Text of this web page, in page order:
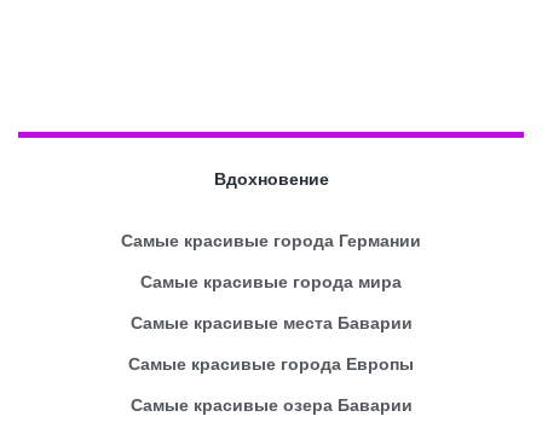
Вдохновение
Самые красивые города Германии
Самые красивые города мира
Самые красивые места Баварии
Самые красивые города Европы
Самые красивые озера Баварии